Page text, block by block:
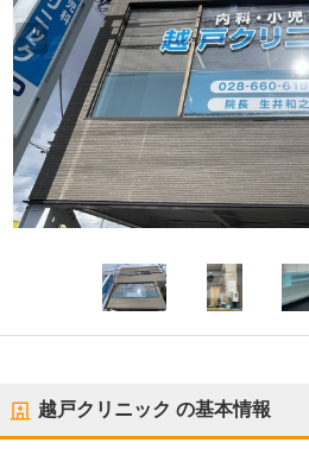
越戸クリニック の基本情報